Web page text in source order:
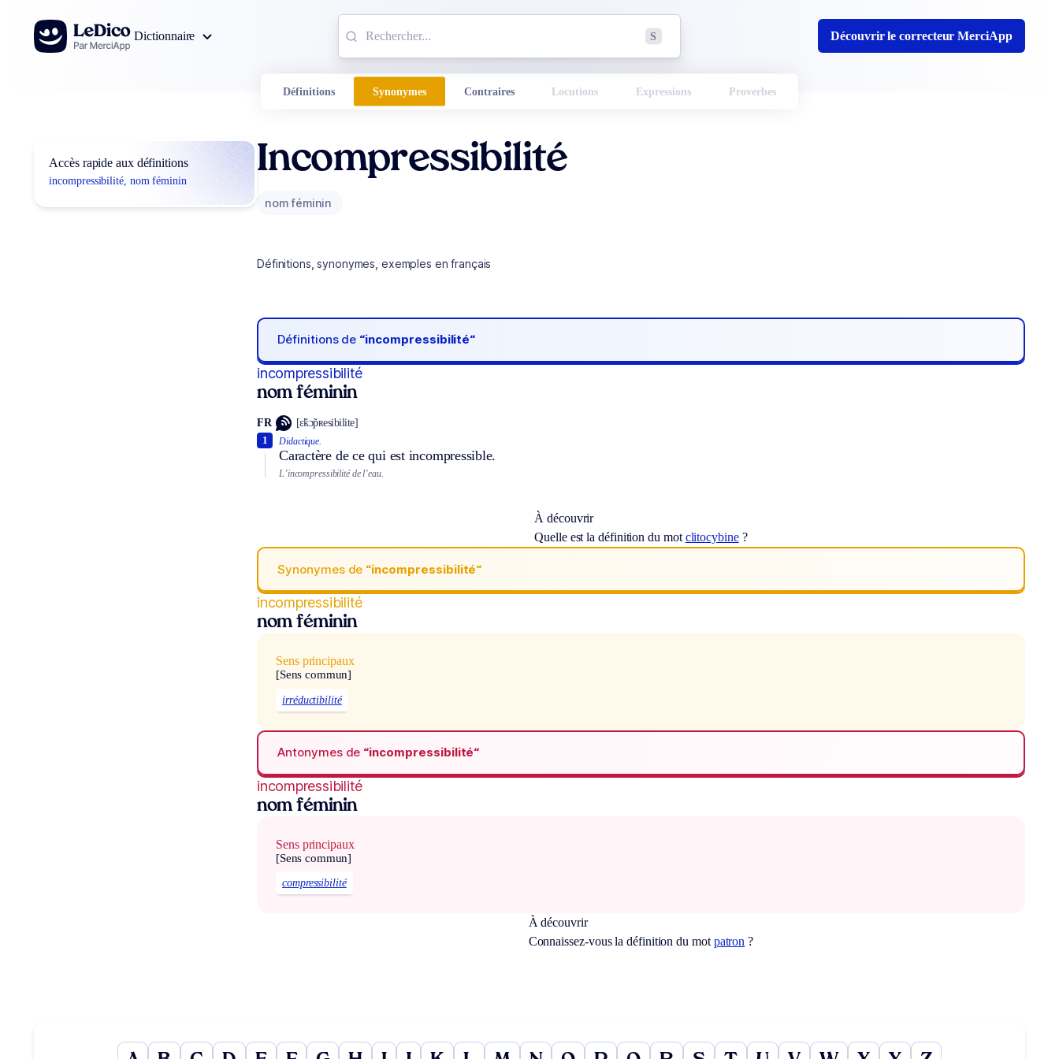
Aller au contenu
Dictionnaire
S Découvrir le correcteur MerciApp
Définitions Synonymes Contraires Locutions Expressions Proverbes
Accès rapide aux définitions
incompressibilité, nom féminin
Incompressibilité
nom féminin
Définitions, synonymes, exemples en français
Définitions de “incompressibilité“
incompressibilité
nom féminin
FR [ɛ̃kɔ̃pʀesibilite]
Didactique.
Caractère de ce qui est incompressible.
1
L’incompressibilité de l’eau.
À découvrir
Quelle est la définition du mot clitocybine?
Synonymes de “incompressibilité“
incompressibilité
nom féminin
Sens principaux
[Sens commun]
irréductibilité
Antonymes de “incompressibilité“
incompressibilité
nom féminin
Sens principaux
[Sens commun]
compressibilité
À découvrir
Connaissez-vous la définition du mot patron ?